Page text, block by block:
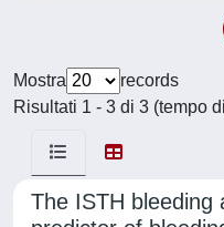
Mostra
records
Risultati 1 - 3 di 3 (tempo
The ISTH bleeding